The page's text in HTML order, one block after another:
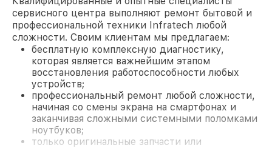
сервисного центра выполняют ремонт бытовой и
профессиональной техники Infratech любой
сложности. Своим клиентам мы предлагаем:
бесплатную комплексную диагностику,
которая является важнейшим этапом
восстановления работоспособности любых
устройств;
профессиональный ремонт любой сложности,
начиная со смены экрана на смартфонах и
заканчивая сложными системными поломками
ноутбуков;
только оригинальные запчасти или